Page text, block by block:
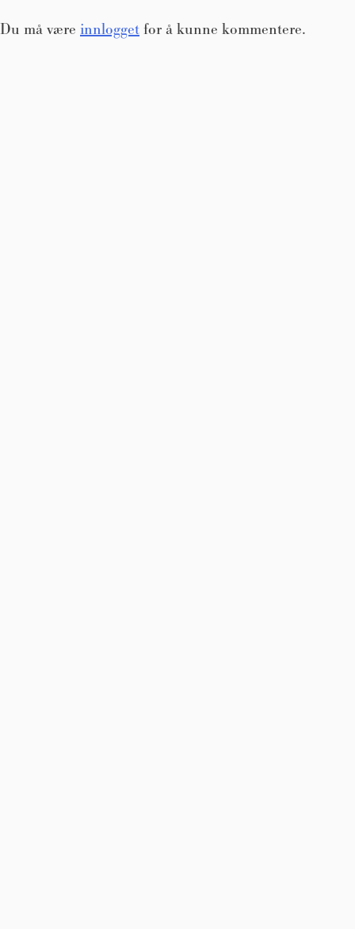
Du må være innlogget for å kunne kommentere.